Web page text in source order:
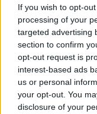
If you wish to opt-
processing of your
targeted advertising
section to confirm
opt-out request is
interest-based ads
us or personal
your opt-out. You
disclosure of your
kezelési